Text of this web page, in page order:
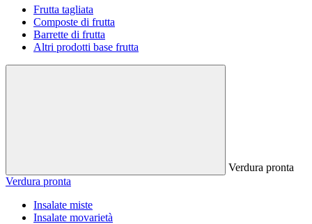
Frutta tagliata
Composte di frutta
Barrette di frutta
Altri prodotti base frutta
Verdura pronta
Verdura pronta
Insalate miste
Insalate movarietà